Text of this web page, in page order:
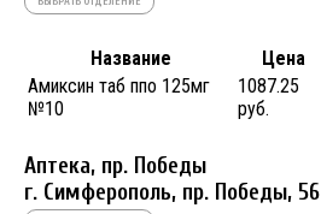
Название Цена
Амиксин таб ппо 125мг
№10
1087.25
руб.
Аптека, пр. Победы
г. Симферополь, пр. Победы, 56